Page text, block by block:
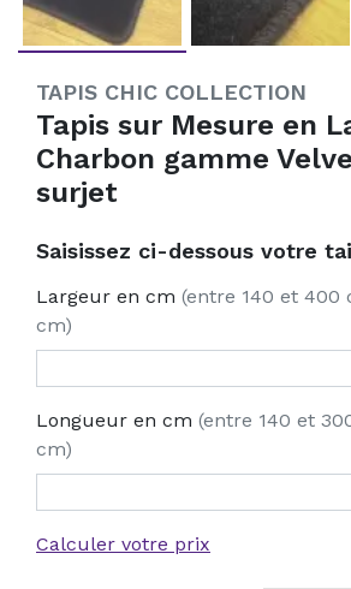
TAPIS CHIC COLLECTION
Tapis sur Mesure en
Charbon gamme
surjet
Saisissez ci-dessous votre
Largeur en cm (entre 140 et 400
cm)
Longueur en cm (entre 140 et
cm)
Calculer votre prix